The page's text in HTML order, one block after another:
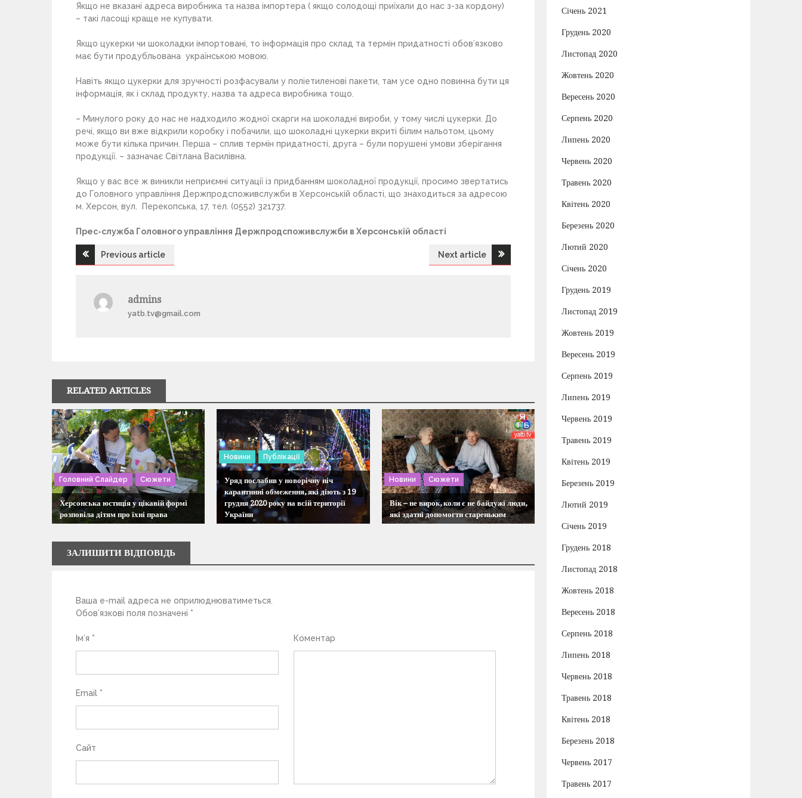
Якщо не вказані адреса виробника та назва імпортера ( якщо солодощі приїхали до нас з-за кордону)
– такі ласощі краще не купувати.
Якщо цукерки чи шоколадки імпортовані, то інформація про склад та термін придатності обов’язково
має бути продубльована українською мовою.
Навіть якщо цукерки для зручності розфасували у поліетиленові пакети, там усе одно повинна бути ця
інформація, як і склад продукту, назва та адреса виробника тощо.
– Минулого року до нас не надходило жодної скарги на шоколадні вироби, у тому числі цукерки. До
речі, якщо ви вже відкрили коробку і побачили, що шоколадні цукерки вкриті білим нальотом, цьому
може бути кілька причин. Перша – сплив термін придатності, друга – були порушені умови зберігання
продукції. – зазначає Світлана Василівна.
Якщо у вас все ж виникли неприємні ситуації із придбанням шоколадної продукції, просимо звертатись
до Головного управління Держпродспоживслужби в Херсонській області, що знаходиться за адресою
м. Херсон, вул. Перекопська, 17, тел. (0552) 321737.
Прес-служба Головного управління Держпродспоживслужби в Херсонській області
Н
г
а
ц
і
я
з
а
и
с
і
в
Previous article Next article
admins
yatb.tv@gmail.com
RELATED ARTICLES
Головний Слайдер Сюжети
Херсонська юстиція у цікавій формі
розповіла дітям про їхні права
Новини Публікації
Уряд послабив у новорічну ніч
карантинні обмеження, які діють з 19
грудня 2020 року на всій території
України
Новини Сюжети
Вік – не вирок, коли є не байдужі люди,
які здатні допомогти стареньким
ЗАЛИШИТИ ВІДПОВІДЬ
Ваша e-mail адреса не оприлюднюватиметься.
Обов’язкові поля позначені *
Коментар
Ім’я *
Email *
Сайт
Січень 2021
Грудень 2020
Листопад 2020
Жовтень 2020
Вересень 2020
Серпень 2020
Липень 2020
Червень 2020
Травень 2020
Квітень 2020
Березень 2020
Лютий 2020
Січень 2020
Грудень 2019
Листопад 2019
Жовтень 2019
Вересень 2019
Серпень 2019
Липень 2019
Червень 2019
Травень 2019
Квітень 2019
Березень 2019
Лютий 2019
Січень 2019
Грудень 2018
Листопад 2018
Жовтень 2018
Вересень 2018
Серпень 2018
Липень 2018
Червень 2018
Травень 2018
Квітень 2018
Березень 2018
Червень 2017
Травень 2017